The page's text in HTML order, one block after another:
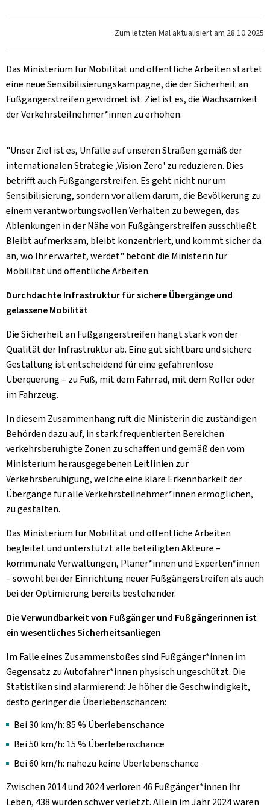
Zum letzten Mal aktualisiert am 28.10.2025
Das Ministerium für Mobilität und öffentliche Arbeiten startet
eine neue Sensibilisierungskampagne, die der Sicherheit an
Fußgängerstreifen gewidmet ist. Ziel ist es, die Wachsamkeit
der Verkehrsteilnehmer*innen zu erhöhen.
"Unser Ziel ist es, Unfälle auf unseren Straßen gemäß der
internationalen Strategie ‚Vision Zero' zu reduzieren. Dies
betrifft auch Fußgängerstreifen. Es geht nicht nur um
Sensibilisierung, sondern vor allem darum, die Bevölkerung zu
einem verantwortungsvollen Verhalten zu bewegen, das
Ablenkungen in der Nähe von Fußgängerstreifen ausschließt.
Bleibt aufmerksam, bleibt konzentriert, und kommt sicher da
an, wo Ihr erwartet, werdet" betont die Ministerin für
Mobilität und öffentliche Arbeiten.
Durchdachte Infrastruktur für sichere Übergänge und
gelassene Mobilität
Die Sicherheit an Fußgängerstreifen hängt stark von der
Qualität der Infrastruktur ab. Eine gut sichtbare und sichere
Gestaltung ist entscheidend für eine gefahrenlose
Überquerung – zu Fuß, mit dem Fahrrad, mit dem Roller oder
im Fahrzeug.
In diesem Zusammenhang ruft die Ministerin die zuständigen
Behörden dazu auf, in stark frequentierten Bereichen
verkehrsberuhigte Zonen zu schaffen und gemäß den vom
Ministerium herausgegebenen Leitlinien zur
Verkehrsberuhigung, welche eine klare Erkennbarkeit der
Übergänge für alle Verkehrsteilnehmer*innen ermöglichen,
zu gestalten.
Das Ministerium für Mobilität und öffentliche Arbeiten
begleitet und unterstützt alle beteiligten Akteure –
kommunale Verwaltungen, Planer*innen und Experten*innen
– sowohl bei der Einrichtung neuer Fußgängerstreifen als auch
bei der Optimierung bereits bestehender.
Die Verwundbarkeit von Fußgänger und Fußgängerinnen ist
ein wesentliches Sicherheitsanliegen
Im Falle eines Zusammenstoßes sind Fußgänger*innen im
Gegensatz zu Autofahrer*innen physisch ungeschützt. Die
Statistiken sind alarmierend: Je höher die Geschwindigkeit,
desto geringer die Überlebenschancen:
Bei 30 km/h: 85 % Überlebenschance
Bei 50 km/h: 15 % Überlebenschance
Bei 60 km/h: nahezu keine Überlebenschance
Zwischen 2014 und 2024 verloren 46 Fußgänger*innen ihr
Leben, 438 wurden schwer verletzt. Allein im Jahr 2024 waren